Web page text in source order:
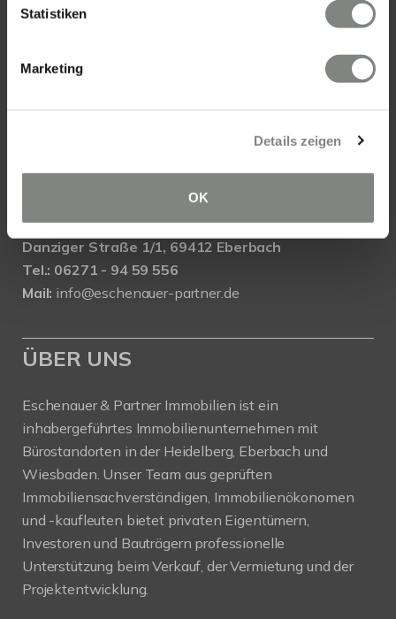
Statistiken
Marketing
Details zeigen
OK
Immobilienmakler WIESBADEN
Wasserrolle 16, 65201 Wiesbaden
Eschenauer & Partner Immobilien
Immobilienmakler EBERBACH
Danziger Straße 1/1, 69412 Eberbach
Tel.: 06271 - 94 59 556
Mail: info@eschenauer-partner.de
ÜBER UNS
Eschenauer & Partner Immobilien ist ein
inhabergeführtes Immobilienunternehmen mit
Bürostandorten in der Heidelberg, Eberbach und
Wiesbaden. Unser Team aus geprüften
Immobiliensachverständigen, Immobilienökonomen
und -kaufleuten bietet privaten Eigentümern,
Investoren und Bauträgern professionelle
Unterstützung beim Verkauf, der Vermietung und der
Projektentwicklung.